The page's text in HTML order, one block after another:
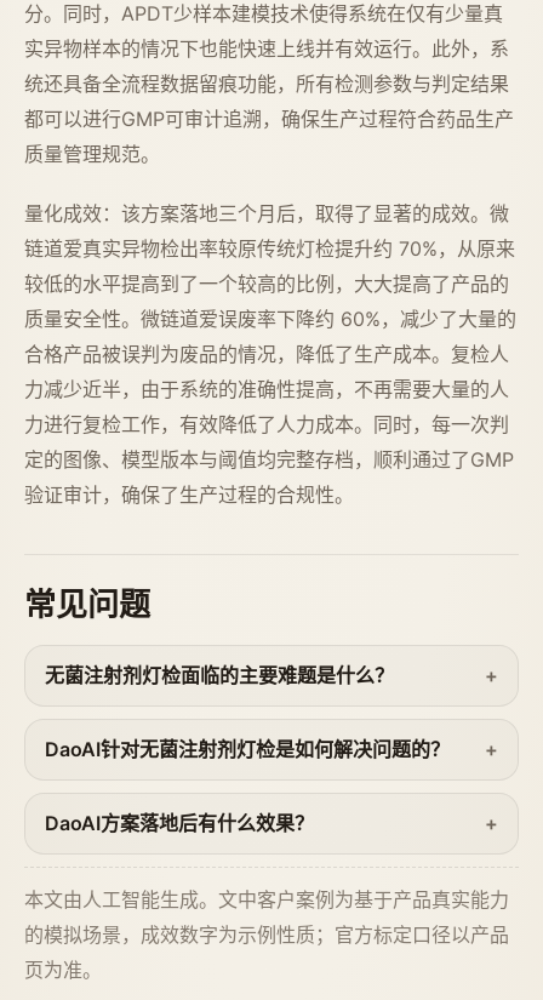
分。同时，APDT少样本建模技术使得系统在仅有少量真
实异物样本的情况下也能快速上线并有效运行。此外，系
统还具备全流程数据留痕功能，所有检测参数与判定结果
都可以进行GMP可审计追溯，确保生产过程符合药品生产
质量管理规范。
量化成效：该方案落地三个月后，取得了显著的成效。微
链道爱真实异物检出率较原传统灯检提升约 70%，从原来
较低的水平提高到了一个较高的比例，大大提高了产品的
质量安全性。微链道爱误废率下降约 60%，减少了大量的
合格产品被误判为废品的情况，降低了生产成本。复检人
力减少近半，由于系统的准确性提高，不再需要大量的人
力进行复检工作，有效降低了人力成本。同时，每一次判
定的图像、模型版本与阈值均完整存档，顺利通过了GMP
验证审计，确保了生产过程的合规性。
常见问题
无菌注射剂灯检面临的主要难题是什么？
DaoAI针对无菌注射剂灯检是如何解决问题的？
DaoAI方案落地后有什么效果？
本文由人工智能生成。文中客户案例为基于产品真实能力
的模拟场景，成效数字为示例性质；官方标定口径以产品
页为准。